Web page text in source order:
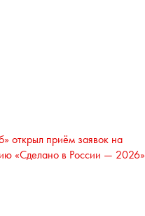
открыл приём заявок на
«Сделано в России — 2026»